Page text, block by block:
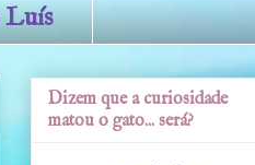
Luís
Dizem que a curiosidade
matou o gato... será?